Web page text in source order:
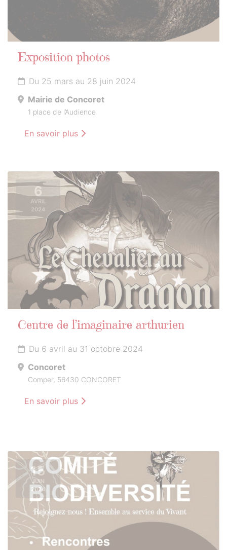
Exposition photos
Du 25 mars au 28 juin 2024
Mairie de Concoret
1 place de l’Audience
En savoir plus
6
AVRIL
2024
Centre de l’imaginaire arthurien
Du 6 avril au 31 octobre 2024
Concoret
Comper, 56430 CONCORET
En savoir plus
15
JUIN
2024